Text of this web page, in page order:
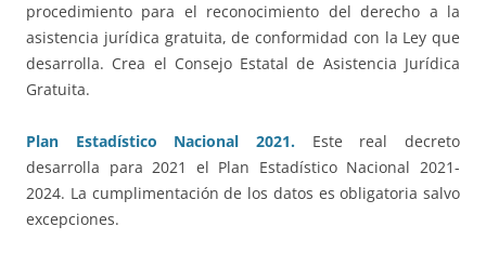
procedimiento para el reconocimiento del derecho a la
asistencia jurídica gratuita, de conformidad con la Ley que
desarrolla. Crea el Consejo Estatal de Asistencia Jurídica
Gratuita.
Plan Estadístico Nacional 2021. Este real decreto
desarrolla para 2021 el Plan Estadístico Nacional 2021-
2024. La cumplimentación de los datos es obligatoria salvo
excepciones.